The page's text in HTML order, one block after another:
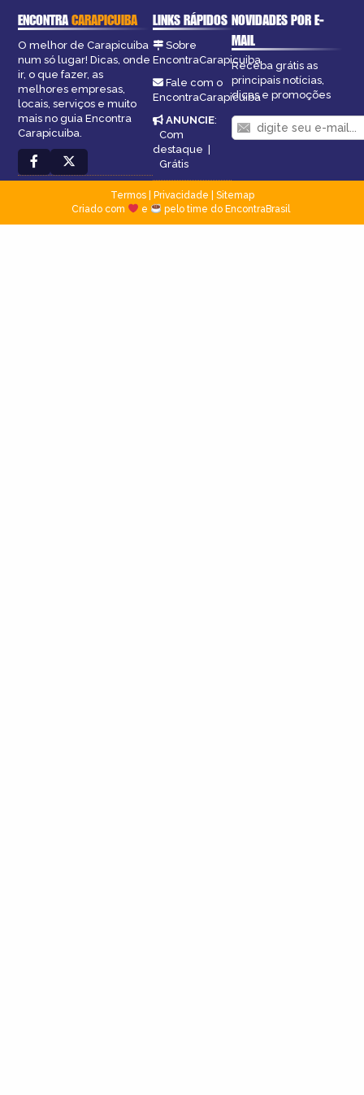
ENCONTRACARAPICUIBA
O melhor de Carapicuiba
num só lugar! Dicas, onde
ir, o que fazer, as
melhores empresas,
locais, serviços e muito
mais no guia Encontra
Carapicuiba.
LINKS RÁPIDOS
Sobre
EncontraCarapicuiba
Fale com o
EncontraCarapicuiba
ANUNCIE:
Com
destaque
Grátis
NOVIDADES POR E-
MAIL
Receba grátis as
principais notícias,
dicas e promoções
Termos| Privacidade
Sitemap
Criado com
e pelo time do EncontraBrasil